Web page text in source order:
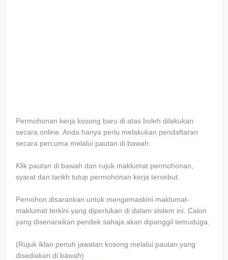
Permohonan kerja kosong baru di atas boleh dilakukan
secara online. Anda hanya perlu melakukan pendaftaran
secara percuma melalui pautan di bawah.
Klik pautan di bawah dan rujuk maklumat permohonan,
syarat dan tarikh tutup permohonan kerja tersebut.
Pemohon disarankan untuk mengemaskini maklumat-
maklumat terkini yang diperlukan di dalam sistem ini. Calon
yang disenaraikan pendek sahaja akan dipanggil temuduga.
(Rujuk iklan penuh jawatan kosong melalui pautan yang
disediakan di bawah)